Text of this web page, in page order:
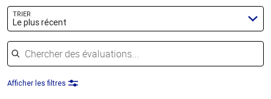
TRIER
Le plus récent
Chercher des évaluations
Afficher les filtres